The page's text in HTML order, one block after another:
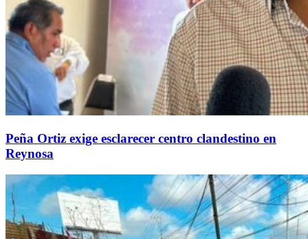
Peña Ortiz exige esclarecer centro clandestino en
Reynosa